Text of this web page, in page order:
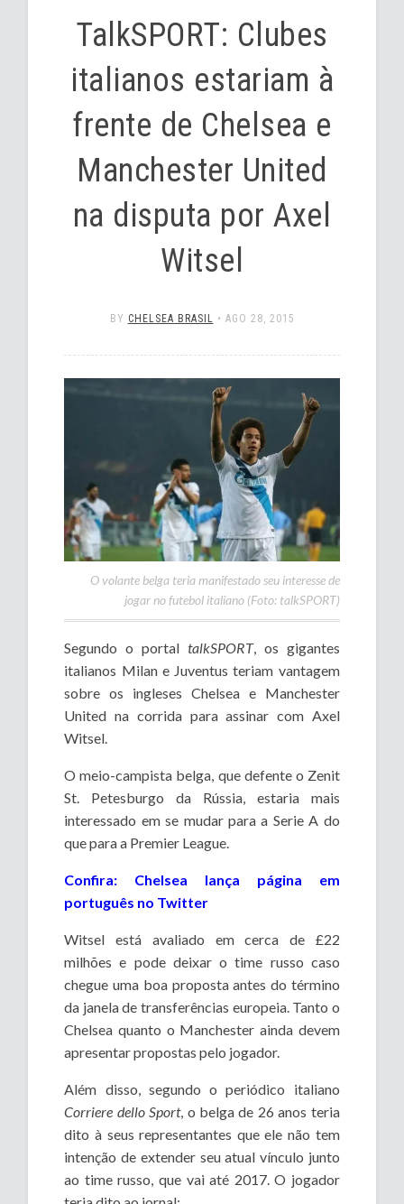
TalkSPORT: Clubes
italianos estariam à
frente de Chelsea e
Manchester United
na disputa por Axel
Witsel
BY CHELSEA BRASIL • AGO 28, 2015
O volante belga teria manifestado seu interesse de
jogar no futebol italiano (Foto: talkSPORT)
Segundo o portal talkSPORT, os gigantes
italianos Milan e Juventus teriam vantagem
sobre os ingleses Chelsea e Manchester
United na corrida para assinar com Axel
Witsel.
O meio-campista belga, que defente o Zenit
St. Petesburgo da Rússia, estaria mais
interessado em se mudar para a Serie A do
que para a Premier League.
Confira: Chelsea lança página em
português no Twitter
Witsel está avaliado em cerca de £22
milhões e pode deixar o time russo caso
chegue uma boa proposta antes do término
da janela de transferências europeia. Tanto o
Chelsea quanto o Manchester ainda devem
apresentar propostas pelo jogador.
Além disso, segundo o periódico italiano
Corriere dello Sport, o belga de 26 anos teria
dito à seus representantes que ele não tem
intenção de extender seu atual vínculo junto
ao time russo, que vai até 2017. O jogador